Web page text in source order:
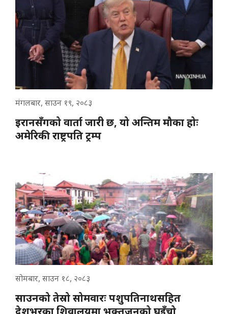
मंगलबार, साउन १९, २०८३
इरानसँगको वार्ता जारी छ, यो अन्तिम मौका होः
अमेरिकी राष्ट्रपति ट्रम्प
सोमबार, साउन १८, २०८३
साउनको तेस्रो सोमवारः पशुपतिनाथसहित
देशभरका शिवालयमा भक्तजनको घुइँचो